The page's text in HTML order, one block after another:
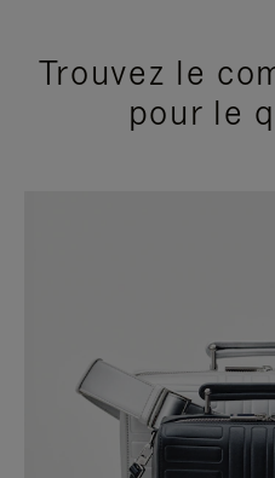
Trouvez le
pour le